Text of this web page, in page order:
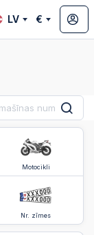
LV €
Motocikli
Nr. zīmes